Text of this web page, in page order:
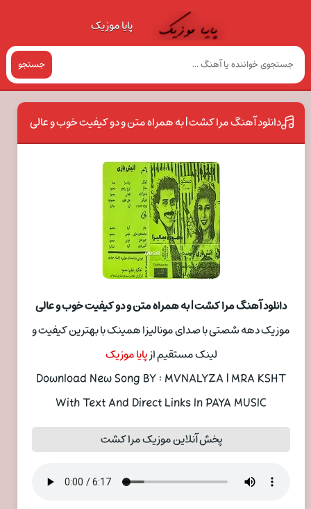
پایا موزیک
جستجو
دانلود آهنگ مرا کشت | به همراه متن و دو کیفیت خوب و عالی
دانلود آهنگ مرا کشت | به همراه متن و دو کیفیت خوب و عالی
موزیک دهه شصتی با صدای مونالیزا همینک با بهترین کیفیت و
لینک مستقیم ازپایا موزیک
Download New Song BY : MVNALYZA | MRA KSHT
With Text And Direct Links In PAYA MUSIC
پخش آنلاین موزیک مرا کشت